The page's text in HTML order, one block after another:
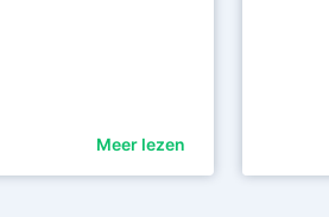
Meer lezen